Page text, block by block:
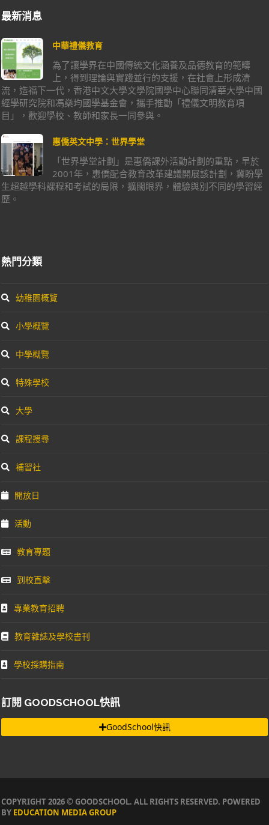
最新消息
中華禮儀教育
為了讓學界在中國傳統文化涵養及品德教育的範疇
上，得到理論與實踐並行的支援，在社會上形成清
流，造福下一代，香港中文大學文學院國學中心聯同清華大學中國
經學研究院和馮燊均國學基金會，攜手推動「禮儀文明教育項
目」，歡迎學校、教師和家長一同參與。
惠僑英文中學：世界學堂
「世界學堂計劃」是惠僑課外活動計劃的重點，早於
2001年，惠僑配合教育改革建議開展該計劃，冀盼學
生超越學科課程和考試的局限，擴闊眼界，體驗與別不同的學習經
歷。
熱門分類
幼稚園概覽
小學概覽
中學概覽
特殊學校
大學
課程搜尋
補習社
開放日
活動
教育專題
到校直擊
專業教育招聘
教育雜誌及學校書刊
學校採購指南
訂閱 GOODSCHOOL快訊
GoodSchool快訊
COPYRIGHT 2026 © GOODSCHOOL. ALL RIGHTS RESERVED. POWERED
BY EDUCATION MEDIA GROUP